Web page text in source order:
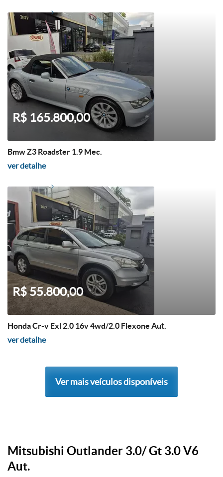
R$ 165.800,00
Bmw Z3 Roadster 1.9 Mec.
ver detalhe
R$ 55.800,00
Honda Cr-v Exl 2.0 16v 4wd/2.0 Flexone Aut.
ver detalhe
Ver mais veículos disponíveis
Mitsubishi Outlander 3.0/ Gt 3.0 V6
Aut.